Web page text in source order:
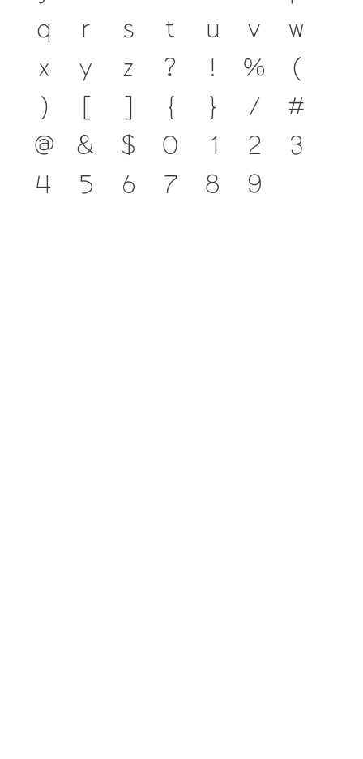
q
r s t u v
w
x
y z ? ! %
(
)
{ } /
#
@
& $ 0 1 2
3
4
5 6 7 8 9